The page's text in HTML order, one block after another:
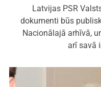
Latvijas PSR
dokumenti būs
Nacionālajā arhīvā,
arī savā